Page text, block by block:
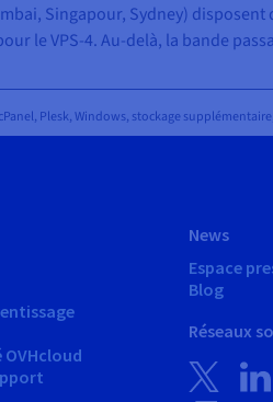
Singapour, Sydney)
le VPS-4. Au-delà, la bande
Plesk, Windows, stockage
News
Espace
Blog
Réseaux